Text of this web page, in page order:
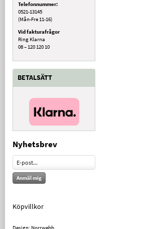
Telefonnummer:
0521-13145
(Mån-Fre 11-16)
Vid fakturafrågor
Ring Klarna
08 – 120 120 10
BETALSÄTT
Nyhetsbrev
Anmäl mig
Köpvillkor
Design: Norrwebb